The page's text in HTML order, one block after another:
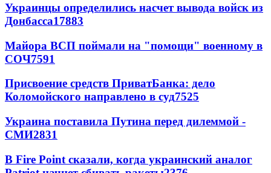
Украинцы определились насчет вывода войск из
Донбасса17883
Майора ВСП поймали на "помощи" военному в
СОЧ7591
Присвоение средств ПриватБанка: дело
Коломойского направлено в суд7525
Украина поставила Путина перед дилеммой -
СМИ2831
В Fire Point сказали, когда украинский аналог